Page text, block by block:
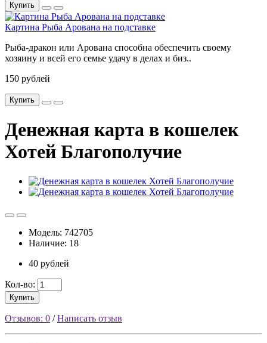
Купить
Картина Рыба Арована на подставке
Рыба-дракон или Арована способна обеспечить своему
хозяину и всей его семье удачу в делах и биз..
150 рублей
Купить
Денежная карта в кошелек
Хотей Благополучие
Модель: 742705
Наличие: 18
40 рублей
Кол-во:
Купить
Отзывов: 0 /Написать отзыв